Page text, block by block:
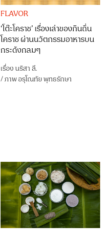
FLAVOR
‘โต๊ะโคราช’ เรื่องเล่าของกินถิ่น
โคราช ผ่านนวัตกรรมอาหารบน
กระด้งกลมๆ
เรื่องนริสา ลี.
/ภาพอรุโณทัย พุทธรักษา